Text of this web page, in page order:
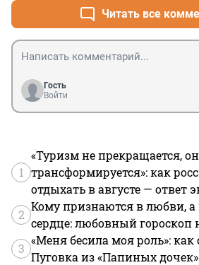
Читать все
Гость
Войти
1
«Туризм не прекращается, он
трансформируется»: как
отдыхать в августе — ответ
2
Кому признаются в любви, а
сердце: любовный гороскоп
3
«Меня бесила моя роль»:
Пуговка из «Папиных дочек»